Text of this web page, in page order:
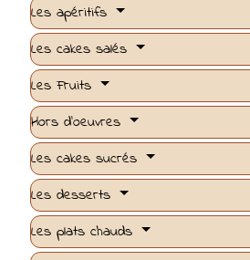
Les apéritifs
Les cakes salés
Les Fruits
Hors d'oeuvres
Les cakes sucrés
Les desserts
Les plats chauds